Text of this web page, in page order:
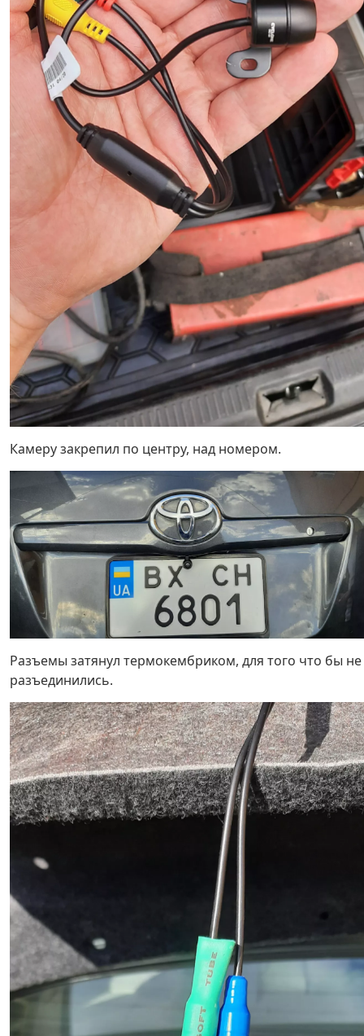
Камеру закрепил по центру, над номером.
Разъемы затянул термокембриком, для того что бы не
разъединились.